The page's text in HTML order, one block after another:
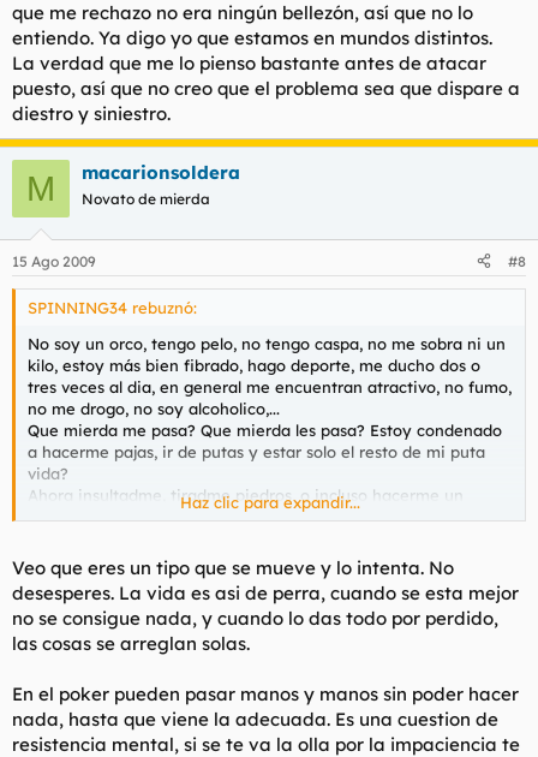
que me rechazo no era ningún bellezón, así que no lo
entiendo. Ya digo yo que estamos en mundos distintos.
La verdad que me lo pienso bastante antes de atacar
puesto, así que no creo que el problema sea que dispare a
diestro y siniestro.
M macarionsoldera
Novato de mierda
15 Ago 2009 #8
SPINNING34 rebuznó:
No soy un orco, tengo pelo, no tengo caspa, no me sobra ni un
kilo, estoy más bien fibrado, hago deporte, me ducho dos o
tres veces al dia, en general me encuentran atractivo, no fumo,
no me drogo, no soy alcoholico,...
Que mierda me pasa? Que mierda les pasa? Estoy condenado
a hacerme pajas, ir de putas y estar solo el resto de mi puta
vida?
Ahora insultadme, tiradme piedros, o incluso hacerme un
psicoanalisis si quereis. Acepto sugerencias.
Haz clic para expandir...
Veo que eres un tipo que se mueve y lo intenta. No
desesperes. La vida es asi de perra, cuando se esta mejor
no se consigue nada, y cuando lo das todo por perdido,
las cosas se arreglan solas.
En el poker pueden pasar manos y manos sin poder hacer
nada, hasta que viene la adecuada. Es una cuestion de
resistencia mental, si se te va la olla por la impaciencia te